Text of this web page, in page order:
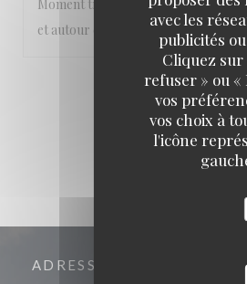
avec les
publicités
Cliquez sur
refuser » ou
vos
vos choix à
l'icône
Moment très agréable les pieds
et autour de bons plats
1 2
ADRESSE